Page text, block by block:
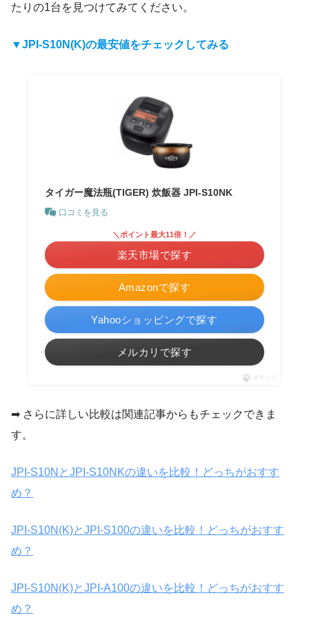
たりの1台を見つけてみてください。
▼JPI-S10N(K)の最安値をチェックしてみる
タイガー魔法瓶(TIGER) 炊飯器 JPI-S10NK
口コミを見る
Amazonで探す
＼ポイント最大11倍！／
楽天市場で探す
Yahooショッピングで探す
メルカリで探す
ポチップ
➡ さらに詳しい比較は関連記事からもチェックできま
す。
JPI-S10NとJPI-S10NKの違いを比較！どっちがおすす
め？
JPI-S10N(K)とJPI-S100の違いを比較！どっちがおすす
め？
JPI-S10N(K)とJPI-A100の違いを比較！どっちがおすす
め？